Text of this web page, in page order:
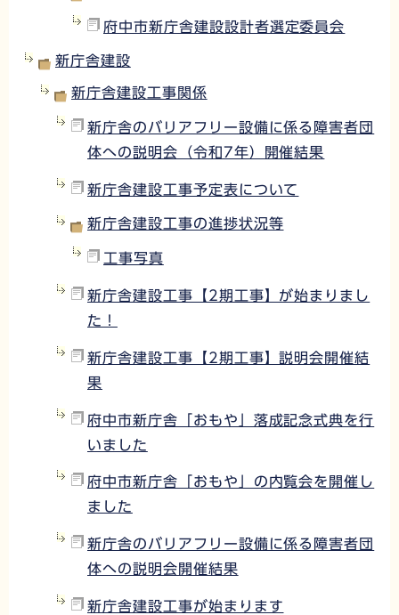
府中市新庁舎建設設計者選定委員会
新庁舎建設
新庁舎建設工事関係
新庁舎のバリアフリー設備に係る障害者団
体への説明会（令和7年）開催結果
新庁舎建設工事予定表について
新庁舎建設工事の進捗状況等
工事写真
新庁舎建設工事【2期工事】が始まりまし
た！
新庁舎建設工事【2期工事】説明会開催結
果
府中市新庁舎「おもや」落成記念式典を行
いました
府中市新庁舎「おもや」の内覧会を開催し
ました
新庁舎のバリアフリー設備に係る障害者団
体への説明会開催結果
新庁舎建設工事が始まります